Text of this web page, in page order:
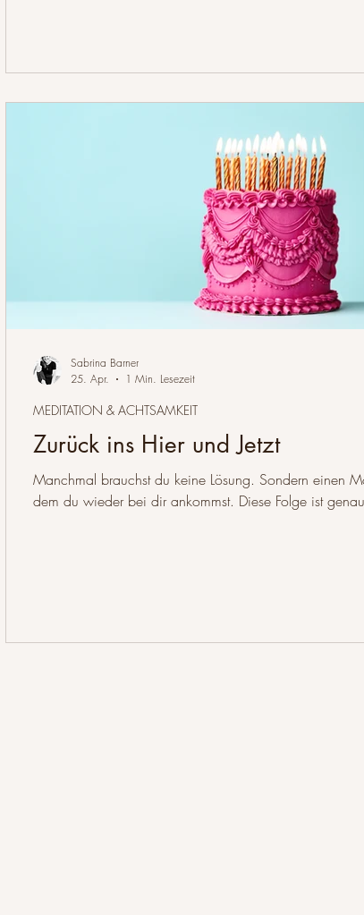
Zurück ins Hier und Jetzt
Manchmal brauchst du keine Lösung. Sondern einen
dem du wieder bei dir ankommst. Diese Folge ist genau
MEDITATION & ACHTSAMKEIT
Sabrina Barner
25. Apr.
1 Min. Lesezeit